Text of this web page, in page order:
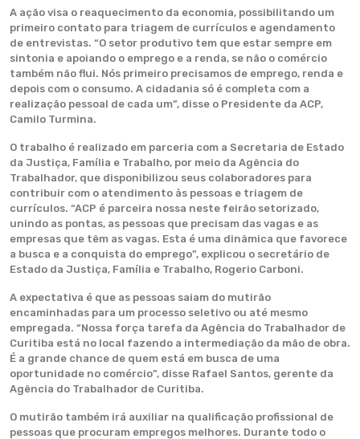
A ação visa o reaquecimento da economia, possibilitando um
primeiro contato para triagem de currículos e agendamento
de entrevistas. “O setor produtivo tem que estar sempre em
sintonia e apoiando o emprego e a renda, se não o comércio
também não flui. Nós primeiro precisamos de emprego, renda e
depois com o consumo. A cidadania só é completa com a
realização pessoal de cada um”, disse o Presidente da ACP,
Camilo Turmina.
O trabalho é realizado em parceria com a Secretaria de Estado
da Justiça, Família e Trabalho, por meio da Agência do
Trabalhador, que disponibilizou seus colaboradores para
contribuir com o atendimento às pessoas e triagem de
currículos. “ACP é parceira nossa neste feirão setorizado,
unindo as pontas, as pessoas que precisam das vagas e as
empresas que têm as vagas. Esta é uma dinâmica que favorece
a busca e a conquista do emprego”, explicou o secretário de
Estado da Justiça, Família e Trabalho, Rogerio Carboni.
A expectativa é que as pessoas saiam do mutirão
encaminhadas para um processo seletivo ou até mesmo
empregada. “Nossa força tarefa da Agência do Trabalhador de
Curitiba está no local fazendo a intermediação da mão de obra.
É a grande chance de quem está em busca de uma
oportunidade no comércio”, disse Rafael Santos, gerente da
Agência do Trabalhador de Curitiba.
O mutirão também irá auxiliar na qualificação profissional de
pessoas que procuram empregos melhores. Durante todo o